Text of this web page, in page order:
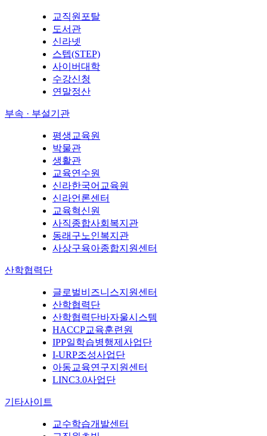
교직원포탈
도서관
신라넷
스텝(STEP)
사이버대학
수강신청
연말정산
부속 · 부설기관
평생교육원
박물관
생활관
교육연수원
신라한국어교육원
신라언론센터
교육혁신원
사직종합사회복지관
동래구노인복지관
사상구육아종합지원센터
산학협력단
글로벌비즈니스지원센터
산학협력단
산학협력단바자울시스템
HACCP교육훈련원
IPP일학습병행제사업단
I-URP조성사업단
아동교육연구지원센터
LINC3.0사업단
기타사이트
교수학습개발센터